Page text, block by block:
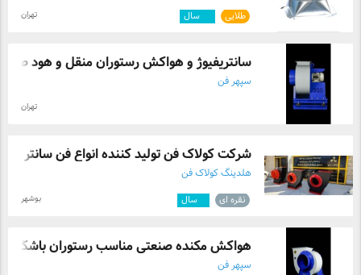
طلایی سال تهران
سانتریفیوژ و هواکش رستوران منقل و هود صن
سپهر فن
تهران
شرکت کولاک فن تولید کننده انواع فن سانتر ...
هلدینگ کولاک فن
نقره ای سال بوشهر
هواکش مکنده صنعتی مناسب رستوران باشگاه
سپهر فن